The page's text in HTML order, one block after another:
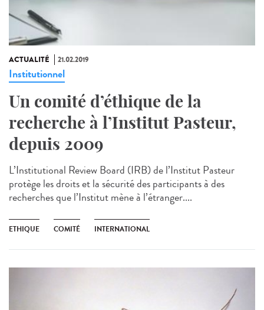
ACTUALITÉ 21.02.2019
Institutionnel
Un comité d’éthique de la
recherche à l’Institut Pasteur,
depuis 2009
L’Institutional Review Board (IRB) de l’Institut Pasteur
protège les droits et la sécurité des participants à des
recherches que l’Institut mène à l’étranger....
ETHIQUE COMITÉ INTERNATIONAL